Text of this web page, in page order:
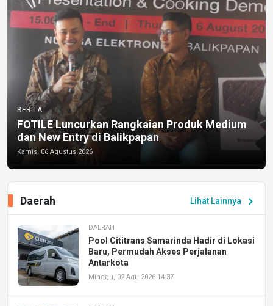
BERITA
FOTILE Luncurkan Rangkaian Produk Medium
dan New Entry di Balikpapan
Kamis, 06 Agustus 2026
Lihat Lainnya chevron_right
Daerah
DAERAH
Pool Cititrans Samarinda Hadir di Lokasi
Baru, Permudah Akses Perjalanan
Antarkota
Minggu, 02 Agu 2026 14:37